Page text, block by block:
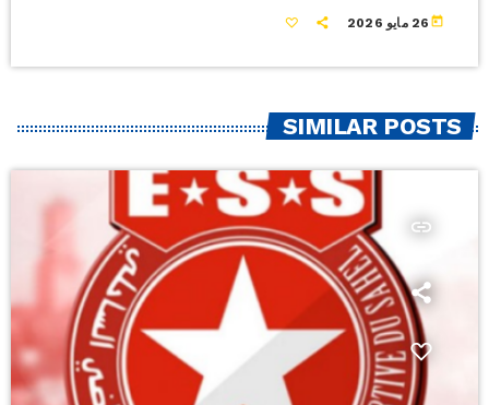
today 26 مايو 2026
SIMILAR POSTS
insert_link